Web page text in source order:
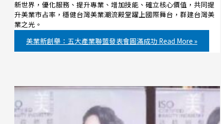
新世界，優化服務、提升專業、增加技能、確立核心價值，共同提
升美業市占率，穩健台灣美業潮流殿堂躍上國際舞台，群建台灣美
業之光。
美業新創舉：五大產業聯盟發表會圓滿成功 Read More »